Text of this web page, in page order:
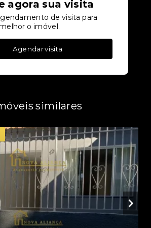
agora sua visita
de visita para
o imóvel.
Agendar visita
similares